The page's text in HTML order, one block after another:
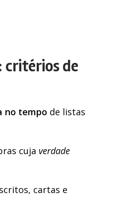
critérios de
no tempo de listas
cuja verdade
cartas e